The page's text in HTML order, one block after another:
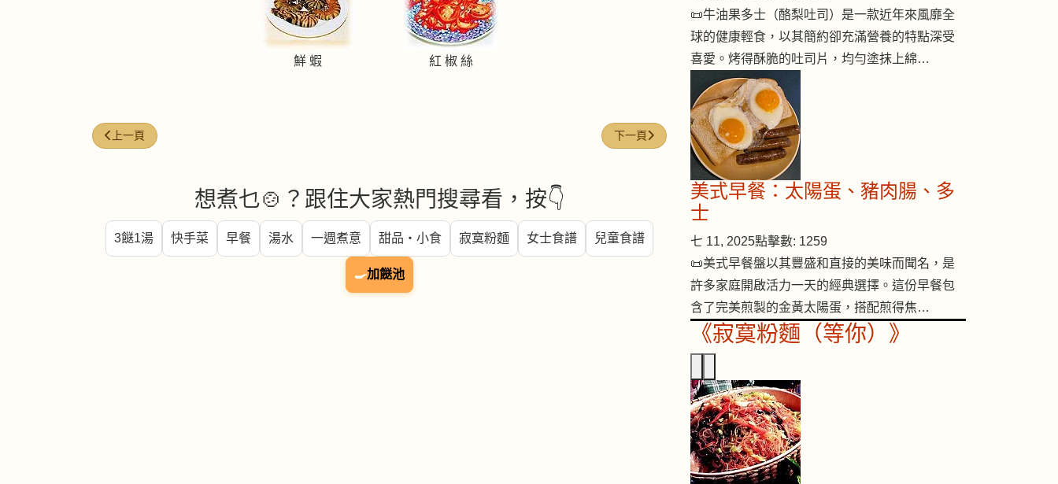
鮮 蝦 紅 椒 絲
上一篇文章: 牛油煎蝦頭
上一頁 下一篇文章: 五味魷魚
下一頁
想煮乜🍲？跟住大家熱門搜尋看，按👇
3餸1湯 快手菜 早餐 湯水 一週煮意 甜品・小食 寂寞粉麵 女士食譜 兒童食譜
🍳加餸池
📜牛油果多士（酪梨吐司）是一款近年來風靡全
球的健康輕食，以其簡約卻充滿營養的特點深受
喜愛。烤得酥脆的吐司片，均勻塗抹上綿…
美式早餐：太陽蛋、豬肉腸、多
士
七 11, 2025點擊數: 1259
📜美式早餐盤以其豐盛和直接的美味而聞名，是
許多家庭開啟活力一天的經典選擇。這份早餐包
含了完美煎製的金黃太陽蛋，搭配煎得焦…
《寂寞粉麵（等你）》